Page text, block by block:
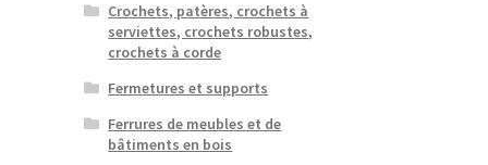
Crochets, patères, crochets à
serviettes, crochets robustes,
crochets à corde
Fermetures et supports
Ferrures de meubles et de
bâtiments en bois